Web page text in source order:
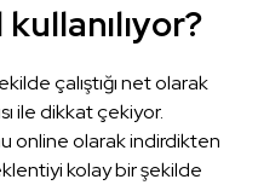
çalıştığı net olarak
ile dikkat çekiyor.
online olarak indirdikten
kolay bir şekilde